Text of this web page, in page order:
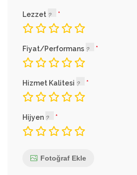
Lezzet
Fiyat/Performans
Hizmet Kalitesi
Hijyen
Fotoğraf Ekle